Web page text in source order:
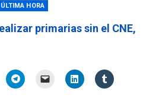
ÚLTIMA HORA
primarias sin el CNE,